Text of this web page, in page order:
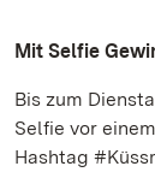
Mit Selfie
Bis zum
Selfie vor
Hashtag